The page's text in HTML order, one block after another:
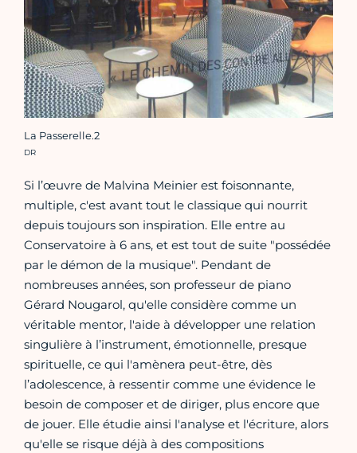
La Passerelle.2
Crédit photo :
DR
Si l’œuvre de Malvina Meinier est foisonnante,
multiple, c'est avant tout le classique qui nourrit
depuis toujours son inspiration. Elle entre au
Conservatoire à 6 ans, et est tout de suite "possédée
par le démon de la musique". Pendant de
nombreuses années, son professeur de piano
Gérard Nougarol, qu'elle considère comme un
véritable mentor, l'aide à développer une relation
singulière à l’instrument, émotionnelle, presque
spirituelle, ce qui l'amènera peut-être, dès
l’adolescence, à ressentir comme une évidence le
besoin de composer et de diriger, plus encore que
de jouer. Elle étudie ainsi l'analyse et l'écriture, alors
qu'elle se risque déjà à des compositions